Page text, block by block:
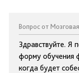
Вопрос от
Здравствуйте. Я
форму обучения
когда будет